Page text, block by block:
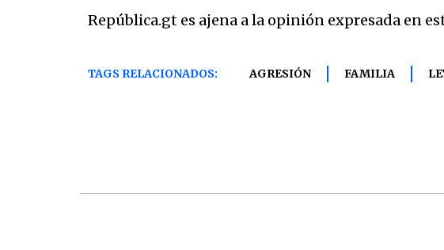
República.gt es ajena a la opinión expresada en
TAGS RELACIONADOS: AGRESIÓN FAMILIA